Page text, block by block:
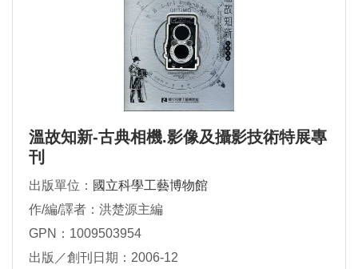
溫故知新-古典相機.影像及攝影技術特展專
刊
出版單位： 國立科學工藝博物館
作/編/譯者：洪楚源主編
GPN：1009503954
出版／創刊日期：2006-12